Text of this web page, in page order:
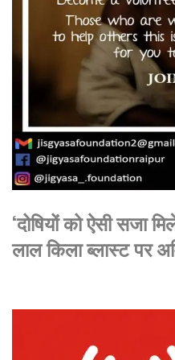
‘दोषियों को ऐसी सजा
लाल किला ब्लास्ट पर